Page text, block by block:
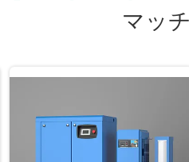
マッ